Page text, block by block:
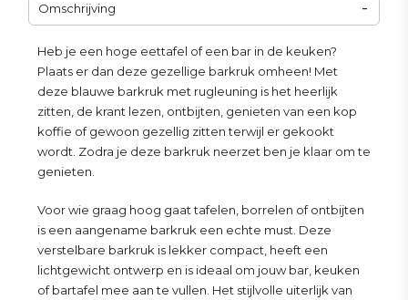
Omschrijving
Heb je een hoge eettafel of een bar in de keuken?
Plaats er dan deze gezellige barkruk omheen! Met
deze blauwe barkruk met rugleuning is het heerlijk
zitten, de krant lezen, ontbijten, genieten van een kop
koffie of gewoon gezellig zitten terwijl er gekookt
wordt. Zodra je deze barkruk neerzet ben je klaar om te
genieten.
Voor wie graag hoog gaat tafelen, borrelen of ontbijten
is een aangename barkruk een echte must. Deze
verstelbare barkruk is lekker compact, heeft een
lichtgewicht ontwerp en is ideaal om jouw bar, keuken
of bartafel mee aan te vullen. Het stijlvolle uiterlijk van